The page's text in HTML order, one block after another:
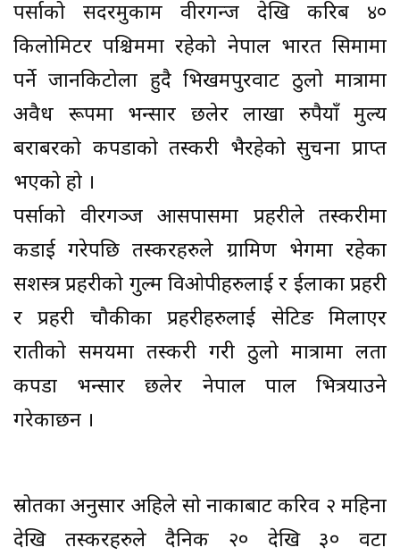
पर्साको सदरमुकाम वीरगन्ज देखि करिब ४०
किलोमिटर पश्चिममा रहेको नेपाल भारत सिमामा
पर्ने जानकिटोला हुदै भिखमपुरवाट ठुलो मात्रामा
अवैध रूपमा भन्सार छलेर लाखौं रुपैयाँ मुल्य
बराबरको कपडाको तस्करी भैरहेको सुचना प्राप्त
भएको हो ।
पर्साको वीरगञ्ज आसपासमा प्रहरीले तस्करीमा
कडाई गरेपछि तस्करहरुले ग्रामिण भेगमा रहेका
सशस्त्र प्रहरीको गुल्म विओपीहरुलाई र ईलाका प्रहरी
र प्रहरी चौकीका प्रहरीहरुलाई सेटिङ मिलाएर
रातीको समयमा तस्करी गरी ठुलो मात्रामा लता
कपडा भन्सार छलेर नेपाल पाल भित्रयाउने
गरेकाछन ।
स्रोतका अनुसार अहिले सो नाकाबाट करिव २ महिना
देखि तस्करहरुले दैनिक २० देखि ३० वटा